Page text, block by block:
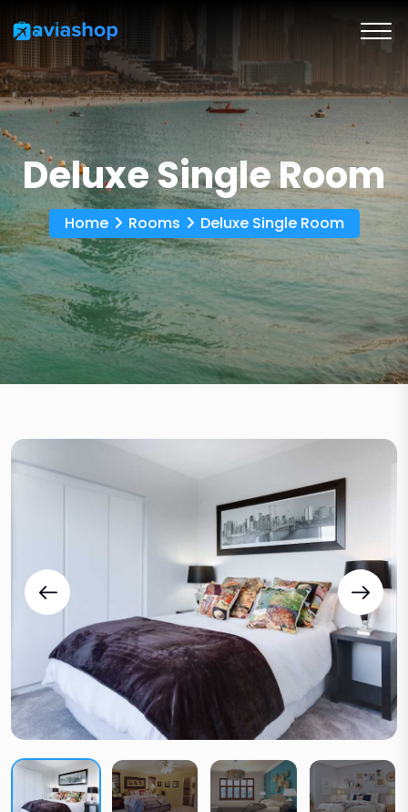
Deluxe Single Room
Home Rooms Deluxe Single Room